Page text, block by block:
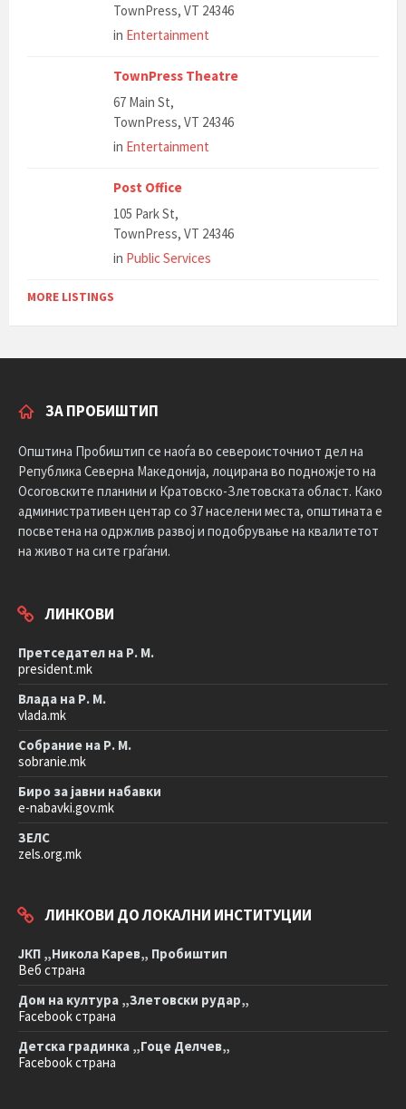
TownPress, VT 24346
in Entertainment
TownPress Theatre
67 Main St,
TownPress, VT 24346
in Entertainment
Post Office
105 Park St,
TownPress, VT 24346
in Public Services
MORE LISTINGS
ЗА ПРОБИШТИП
Општина Пробиштип се наоѓа во североисточниот дел на
Република Северна Македонија, лоцирана во подножјето на
Осоговските планини и Кратовско-Злетовската област. Како
административен центар со 37 населени места, општината е
посветена на одржлив развој и подобрување на квалитетот
на живот на сите граѓани.
ЛИНКОВИ
Претседател на Р. М.
president.mk
Влада на Р. М.
vlada.mk
Собрание на Р. М.
sobranie.mk
Биро за јавни набавки
e-nabavki.gov.mk
ЗЕЛС
zels.org.mk
ЛИНКОВИ ДО ЛОКАЛНИ ИНСТИТУЦИИ
ЈКП „Никола Карев„ Пробиштип
Веб страна
Дом на култура „Злетовски рудар„
Facebook страна
Детска градинка „Гоце Делчев„
Facebook страна